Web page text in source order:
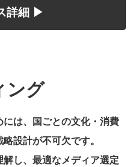
詳細 ▶︎
ング
は、国ごとの文化・消費
設計が不可欠です。
し、最適なメディア選定